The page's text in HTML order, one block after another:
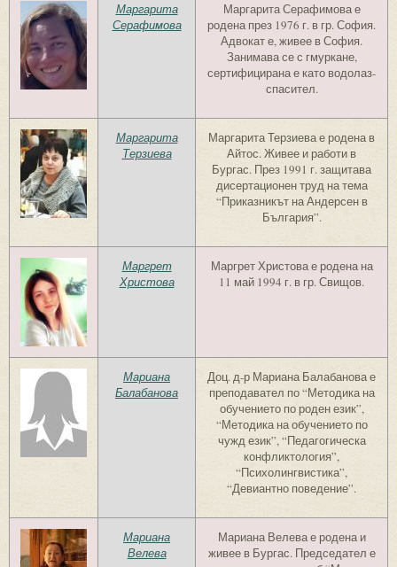
Маргарита
Серафимова
Маргарита Серафимова е
родена през 1976 г. в гр. София.
Адвокат е, живее в София.
Занимава се с гмуркане,
сертифицирана е като водолаз-
спасител.
Маргарита
Терзиева
Маргарита Терзиева е родена в
Айтос. Живее и работи в
Бургас. През 1991 г. защитава
дисертационен труд на тема
“Приказникът на Андерсен в
България”.
Маргрет
Христова
Маргрет Христова е родена на
11 май 1994 г. в гр. Свищов.
Мариана
Балабанова
Доц. д-р Мариана Балабанова е
преподавател по “Методика на
обучението по роден език”,
“Методика на обучението по
чужд език”, “Педагогическа
конфликтология”,
“Психолингвистика”,
“Девиантно поведение”.
Мариана
Велева
Мариана Велева е родена и
живее в Бургас. Председател е